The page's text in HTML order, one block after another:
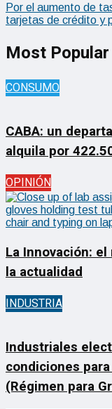
Por el aumento de
tarjetas de crédito y
Most Popular
CONSUMO
CABA: un
alquila por
OPINIÓN
La Innovación:
la actualidad
INDUSTRIA
Industriales
condiciones
(Régimen para